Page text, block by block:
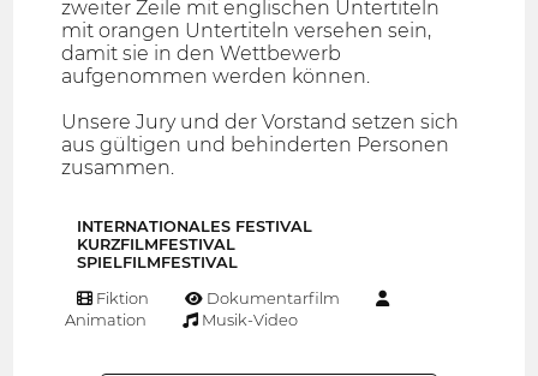
zweiter Zeile mit englischen Untertiteln
mit orangen Untertiteln versehen sein,
damit sie in den Wettbewerb
aufgenommen werden können.
Unsere Jury und der Vorstand setzen sich
aus gültigen und behinderten Personen
zusammen.
INTERNATIONALES FESTIVAL
KURZFILMFESTIVAL
SPIELFILMFESTIVAL
Fiktion
Dokumentarfilm
Animation
Musik-Video